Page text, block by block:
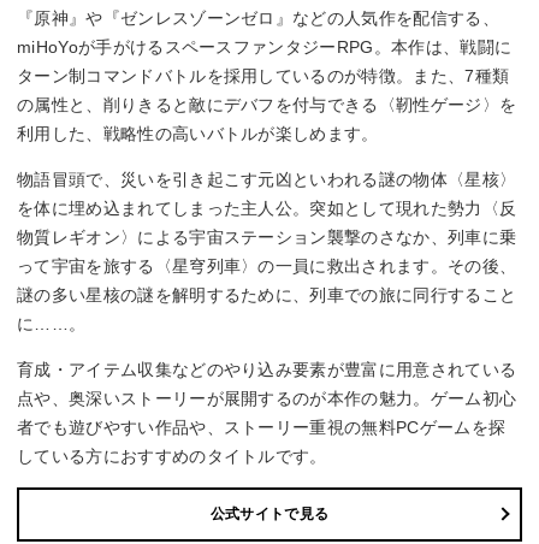
『原神』や『ゼンレスゾーンゼロ』などの人気作を配信する、
miHoYoが手がけるスペースファンタジーRPG。本作は、戦闘に
ターン制コマンドバトルを採用しているのが特徴。また、7種類
の属性と、削りきると敵にデバフを付与できる〈靭性ゲージ〉を
利用した、戦略性の高いバトルが楽しめます。
物語冒頭で、災いを引き起こす元凶といわれる謎の物体〈星核〉
を体に埋め込まれてしまった主人公。突如として現れた勢力〈反
物質レギオン〉による宇宙ステーション襲撃のさなか、列車に乗
って宇宙を旅する〈星穹列車〉の一員に救出されます。その後、
謎の多い星核の謎を解明するために、列車での旅に同行すること
に……。
育成・アイテム収集などのやり込み要素が豊富に用意されている
点や、奥深いストーリーが展開するのが本作の魅力。ゲーム初心
者でも遊びやすい作品や、ストーリー重視の無料PCゲームを探
している方におすすめのタイトルです。
公式サイトで見る